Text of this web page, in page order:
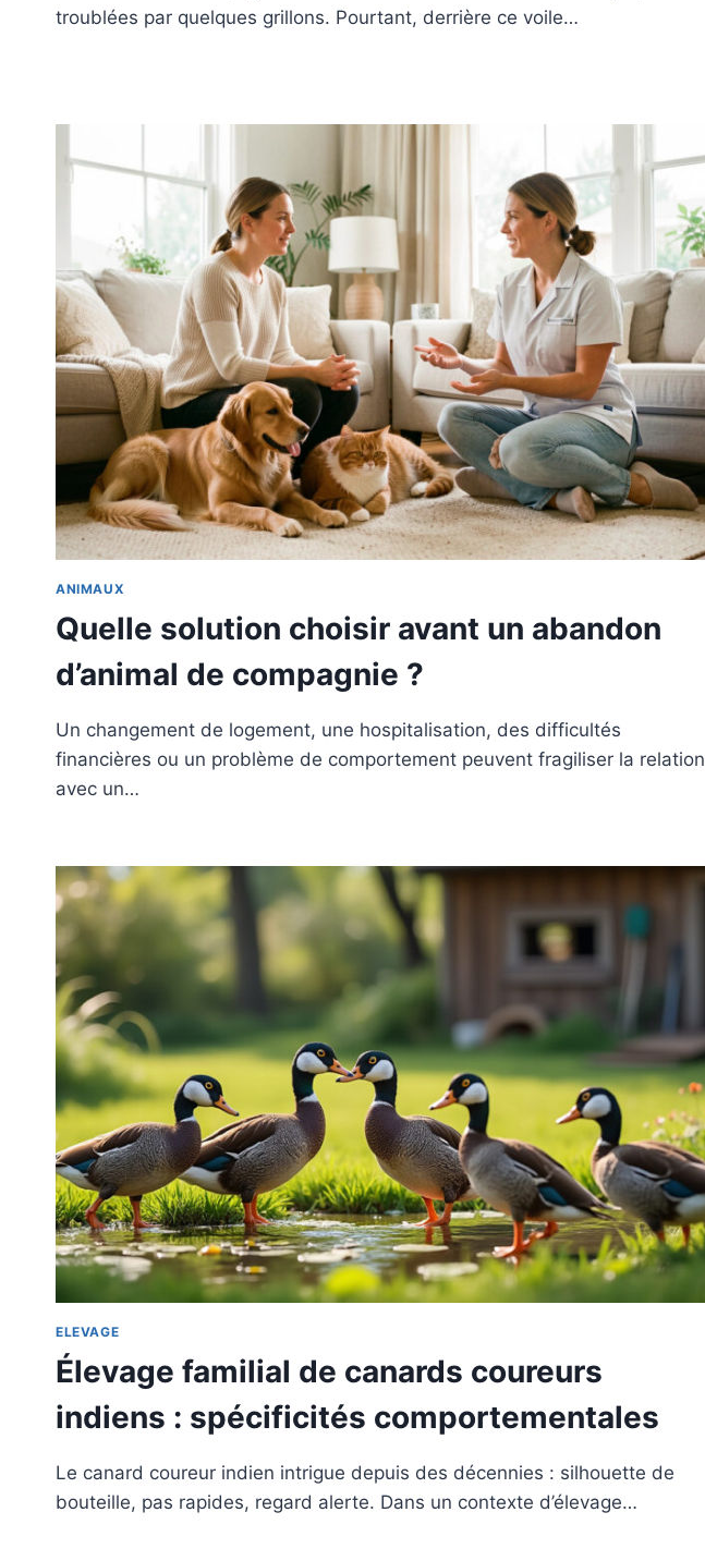
troublées par quelques grillons. Pourtant, derrière ce voile…
ANIMAUX
Quelle solution choisir avant un abandon
d’animal de compagnie ?
Un changement de logement, une hospitalisation, des difficultés
financières ou un problème de comportement peuvent fragiliser la relation
avec un…
ELEVAGE
Élevage familial de canards coureurs
indiens : spécificités comportementales
Le canard coureur indien intrigue depuis des décennies : silhouette de
bouteille, pas rapides, regard alerte. Dans un contexte d’élevage…